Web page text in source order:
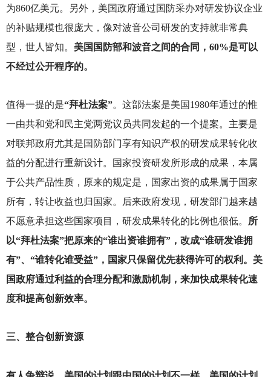
为860亿美元。另外，美国政府通过国防采办对研发协议企业
的补贴规模也很庞大，像对波音公司研发的支持就非常典
型，世人皆知。 美国国防部和波音之间的合同，60%是可以
不经过公开程序的。
值得一提的是“拜杜法案”。这部法案是美国1980年通过的惟
一由共和党和民主党两党议员共同发起的一个提案。主要是
对联邦政府尤其是国防部门享有知识产权的研发成果转化收
益的分配进行重新设计。国家投资研发所形成的成果，本属
于公共产品性质，原来的规定是，国家出资的成果属于国家
所有，转让收益也归国家。后来政府发现，研发部门越来越
不愿意承担这些国家项目，研发成果转化的比例也很低。
所
以“拜杜法案”把原来的“谁出资谁拥有”，改成“谁研发谁拥
有”、“谁转化谁受益”，国家只保留优先获得许可的权利。美
国政府通过利益的合理分配和激励机制，来加快成果转化速
度和提高创新效率。
三、整合创新资源